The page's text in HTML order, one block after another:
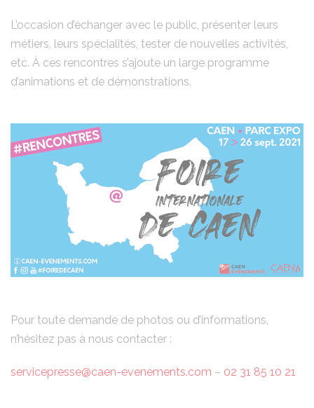
L’occasion d’échanger avec le public, présenter leurs
métiers, leurs spécialités, tester de nouvelles activités,
etc. À ces rencontres s’ajoute un large programme
d’animations et de démonstrations.
Pour toute demande de photos ou d’informations,
n’hésitez pas à nous contacter :
servicepresse@caen-evenements.com – 02 31 85 10 21